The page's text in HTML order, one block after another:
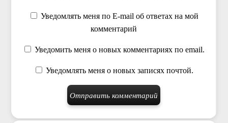
Уведомлять меня по E-mail об ответах на мой
комментарий
Уведомить меня о новых комментариях по email.
Уведомлять меня о новых записях почтой.